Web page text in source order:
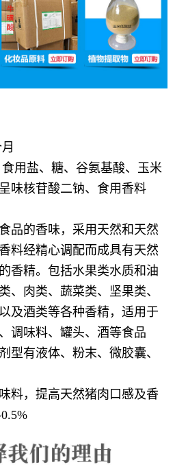
个月
食用盐、糖、谷氨基酸、玉米
味核苷酸二钠、食用香料
品的香味，采用天然和天然
料经精心调配而成具有天然
香精。包括水果类水质和油
、肉类、蔬菜类、坚果类、
及酒类等各种香精，适用于
、 调味料、 罐头、酒等食品
型有液体、粉末、微胶囊、
料，提高天然猪肉口感及香